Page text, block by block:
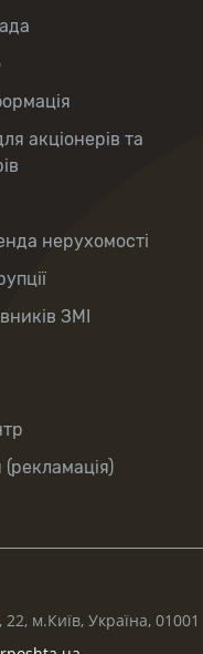
акціонерів та
нерухомості
ЗМІ
м.Київ, Україна, 01001